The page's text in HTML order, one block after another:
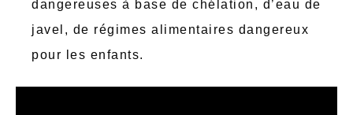
dangereuses à base de chélation, d’eau de
javel, de régimes alimentaires dangereux
pour les enfants.